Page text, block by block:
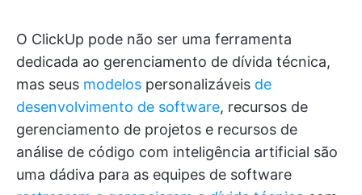
O ClickUp pode não ser uma ferramenta
dedicada ao gerenciamento de dívida técnica,
mas seus modelos personalizáveis de
desenvolvimento de software, recursos de
gerenciamento de projetos e recursos de
análise de código com inteligência artificial são
uma dádiva para as equipes de software